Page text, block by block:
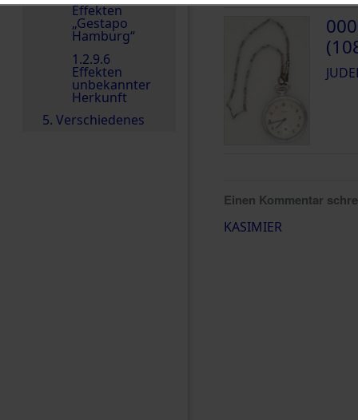
Effekten
„Gestapo
Hamburg“
1.2.9.6
Effekten
unbekannter
Herkunft
5. Verschiedenes
Einen Kommentar
KASIMIER